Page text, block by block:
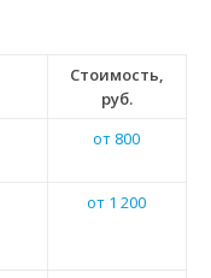
Стоимость,
руб.
от 800
от 1 200